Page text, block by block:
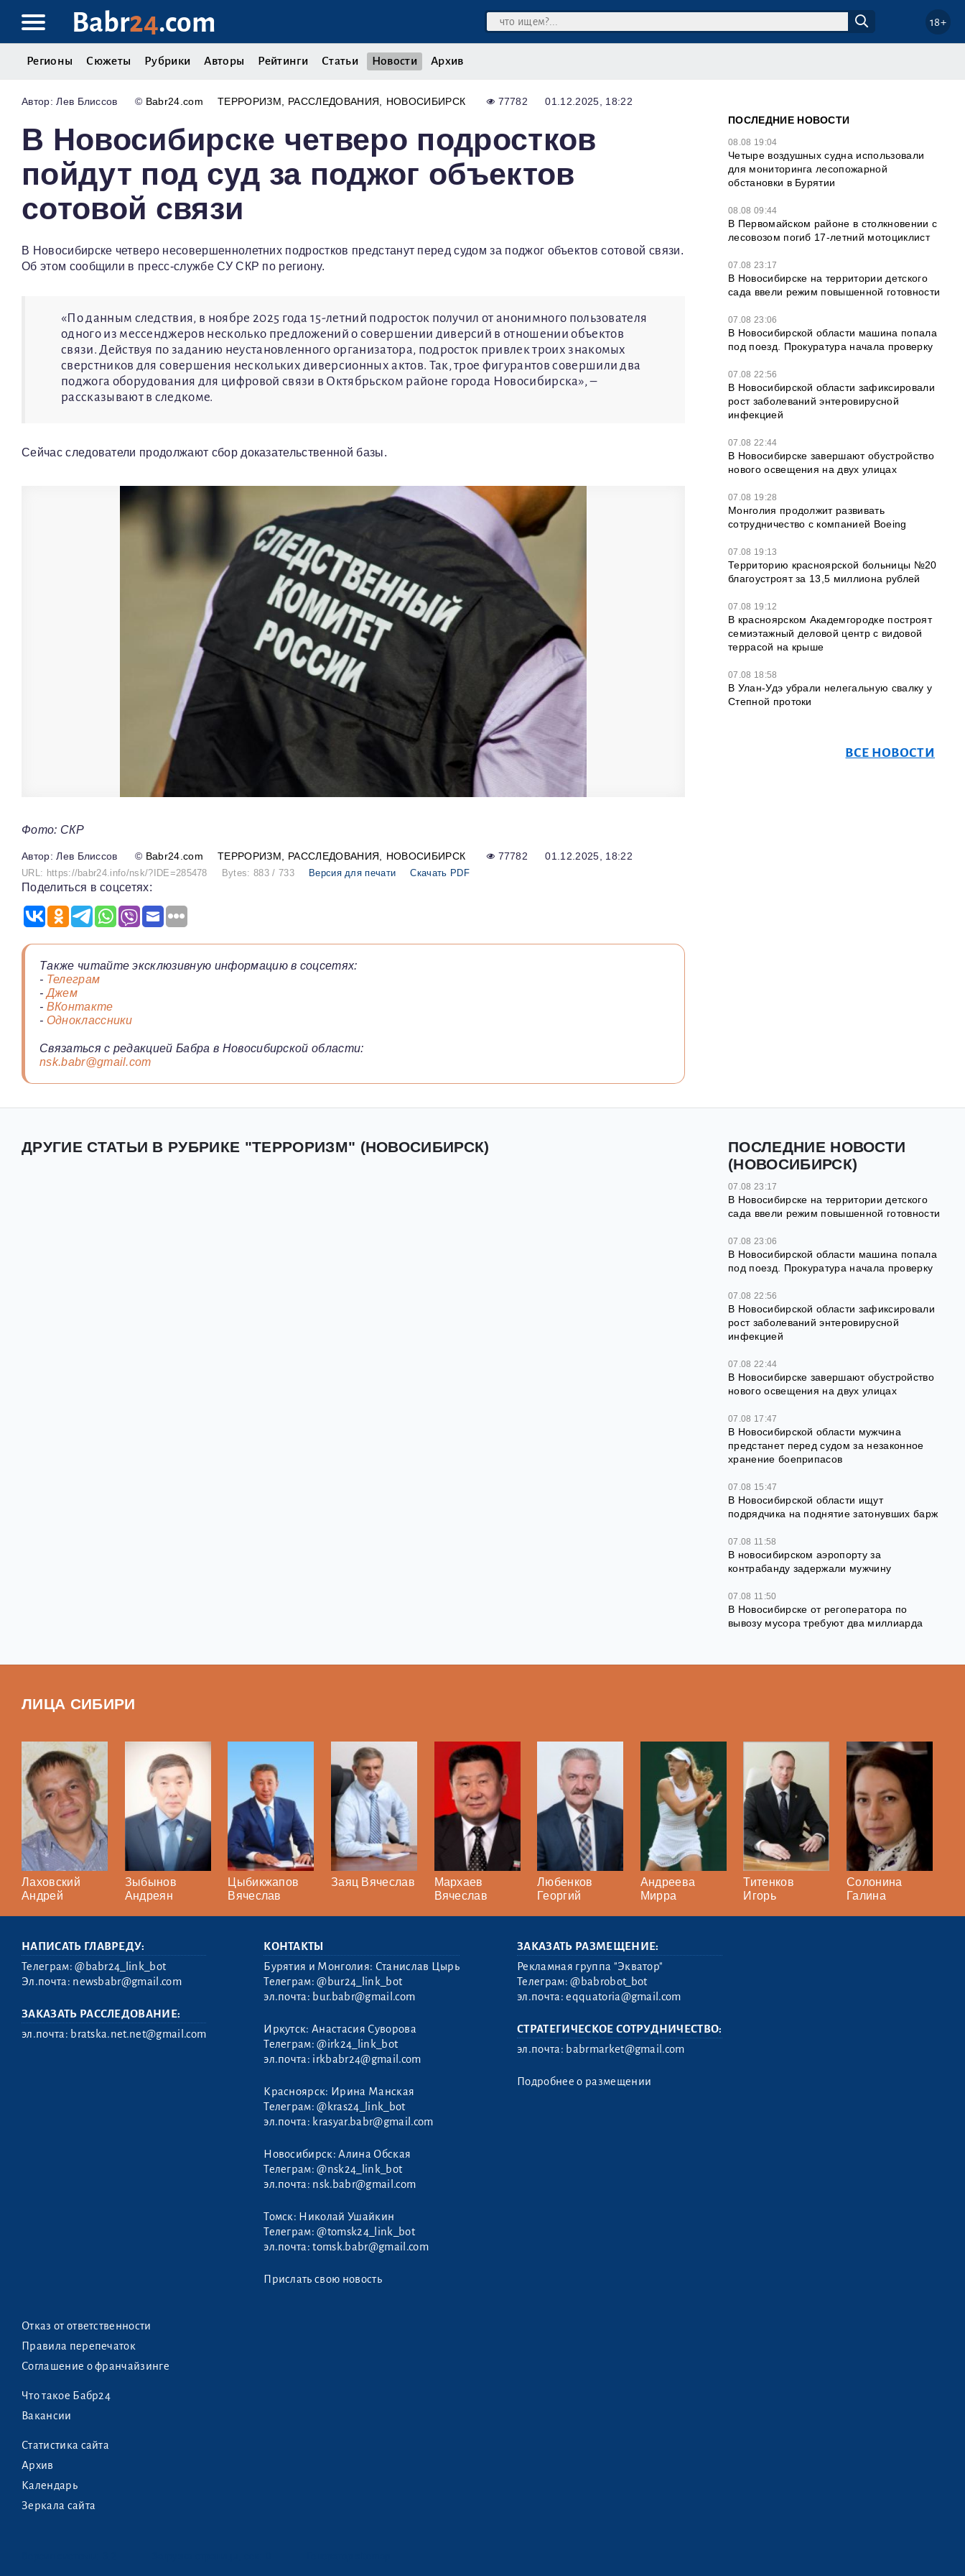
Babr24.com 18+
Регионы Сюжеты Рубрики Авторы Рейтинги Статьи Новости Архив
Лев Блиссов © Babr24.com ТЕРРОРИЗМ РАССЛЕДОВАНИЯ НОВОСИБИРСК 77782 01.12.2025, 18:22
В Новосибирске четверо подростков
пойдут под суд за поджог объектов
сотовой связи
В Новосибирске четверо несовершеннолетних подростков предстанут перед судом за поджог объектов сотовой связи.
Об этом сообщили в пресс-службе СУ СКР по региону.
«По данным следствия, в ноябре 2025 года 15-летний подросток получил от анонимного пользователя
одного из мессенджеров несколько предложений о совершении диверсий в отношении объектов
связи. Действуя по заданию неустановленного организатора, подросток привлек троих знакомых
сверстников для совершения нескольких диверсионных актов. Так, трое фигурантов совершили два
поджога оборудования для цифровой связи в Октябрьском районе города Новосибирска», –
рассказывают в следкоме.
Сейчас следователи продолжают сбор доказательственной базы.
Фото: СКР
Лев Блиссов © Babr24.com ТЕРРОРИЗМ РАССЛЕДОВАНИЯ НОВОСИБИРСК 77782 01.12.2025, 18:22
URL: https://babr24.info/nsk/?IDE=285478 Bytes: 883 / 733 Версия для печати Скачать PDF
Поделиться в соцсетях:
Также читайте эксклюзивную информацию в соцсетях:
- Телеграм
-Джем
- ВКонтакте
- Одноклассники
Связаться с редакцией Бабра в Новосибирской области:
nsk.babr@gmail.com
ПОСЛЕДНИЕ НОВОСТИ
08.08 19:04
Четыре воздушных судна использовали
для мониторинга лесопожарной
обстановки в Бурятии
08.08 09:44
В Первомайском районе в столкновении с
лесовозом погиб 17-летний мотоциклист
07.08 23:17
В Новосибирске на территории детского
сада ввели режим повышенной готовности
07.08 23:06
В Новосибирской области машина попала
под поезд. Прокуратура начала проверку
07.08 22:56
В Новосибирской области зафиксировали
рост заболеваний энтеровирусной
инфекцией
07.08 22:44
В Новосибирске завершают обустройство
нового освещения на двух улицах
07.08 19:28
Монголия продолжит развивать
сотрудничество с компанией Boeing
07.08 19:13
Территорию красноярской больницы №20
благоустроят за 13,5 миллиона рублей
07.08 19:12
В красноярском Академгородке построят
семиэтажный деловой центр с видовой
террасой на крыше
07.08 18:58
В Улан-Удэ убрали нелегальную свалку у
Степной протоки
ВСЕ НОВОСТИ
ДРУГИЕ СТАТЬИ В РУБРИКЕ "ТЕРРОРИЗМ" (НОВОСИБИРСК)
ПОСЛЕДНИЕ НОВОСТИ
(НОВОСИБИРСК)
07.08 23:17
В Новосибирске на территории детского
сада ввели режим повышенной готовности
07.08 23:06
В Новосибирской области машина попала
под поезд. Прокуратура начала проверку
07.08 22:56
В Новосибирской области зафиксировали
рост заболеваний энтеровирусной
инфекцией
07.08 22:44
В Новосибирске завершают обустройство
нового освещения на двух улицах
07.08 17:47
В Новосибирской области мужчина
предстанет перед судом за незаконное
хранение боеприпасов
07.08 15:47
В Новосибирской области ищут
подрядчика на поднятие затонувших барж
07.08 11:58
В новосибирском аэропорту за
контрабанду задержали мужчину
07.08 11:50
В Новосибирске от регоператора по
вывозу мусора требуют два миллиарда
ЛИЦА СИБИРИ
Лаховский
Андрей
Зыбынов
Андреян
Цыбикжапов
Вячеслав
Заяц Вячеслав
Мархаев
Вячеслав
Любенков
Георгий
Андреева
Мирра
Титенков
Игорь
Солонина
Галина
НАПИСАТЬ ГЛАВРЕДУ:
Телеграм:@babr24_link_bot
Эл.почта: newsbabr@gmail.com
ЗАКАЗАТЬ РАССЛЕДОВАНИЕ:
эл.почта: bratska.net.net@gmail.com
КОНТАКТЫ
Бурятия и Монголия: Станислав Цырь
Телеграм:@bur24_link_bot
эл.почта: bur.babr@gmail.com
Иркутск: Анастасия Суворова
Телеграм:@irk24_link_bot
эл.почта: irkbabr24@gmail.com
Красноярск: Ирина Манская
Телеграм:@kras24_link_bot
эл.почта: krasyar.babr@gmail.com
Новосибирск: Алина Обская
Телеграм:@nsk24_link_bot
эл.почта: nsk.babr@gmail.com
Томск: Николай Ушайкин
Телеграм:@tomsk24_link_bot
эл.почта:tomsk.babr@gmail.com
Прислать свою новость
ЗАКАЗАТЬ РАЗМЕЩЕНИЕ:
Рекламная группа "Экватор"
Телеграм:@babrobot_bot
эл.почта:eqquatoria@gmail.com
СТРАТЕГИЧЕСКОЕ СОТРУДНИЧЕСТВО:
эл.почта: babrmarket@gmail.com
Подробнее о размещении
Отказ от ответственности
Правила перепечаток
Соглашение о франчайзинге
Что такое Бабр24
Вакансии
Статистика сайта
Архив
Календарь
Зеркала сайта